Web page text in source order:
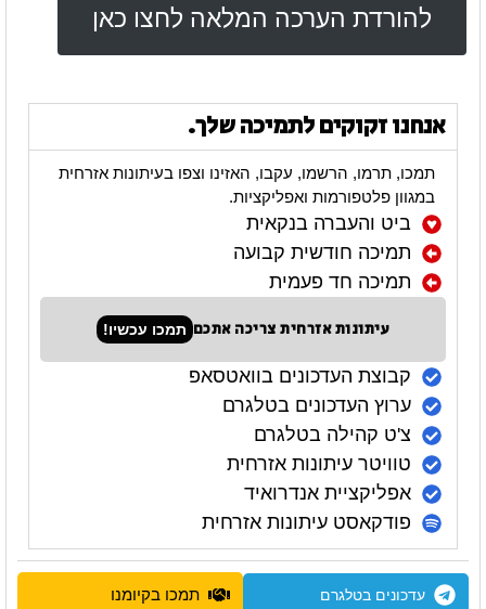
להורדת הערכה המלאה לחצו כאן
אנחנו זקוקים לתמיכה שלך.
תמכו, תרמו, הרשמו, עקבו, האזינו וצפו בעיתונות אזרחית
במגוון פלטפורמות ואפליקציות.
ביט והעברה בנקאית
תמיכה חודשית קבועה
תמיכה חד פעמית
עיתונות אזרחית צריכה אתכם תמכו עכשיו!
קבוצת העדכונים בוואטסאפ
ערוץ העדכונים בטלגרם
צ'ט קהילה בטלגרם
טוויטר עיתונות אזרחית
אפליקציית אנדרואיד
פודקאסט עיתונות אזרחית
עדכונים בטלגרם תמכו בקיומנו